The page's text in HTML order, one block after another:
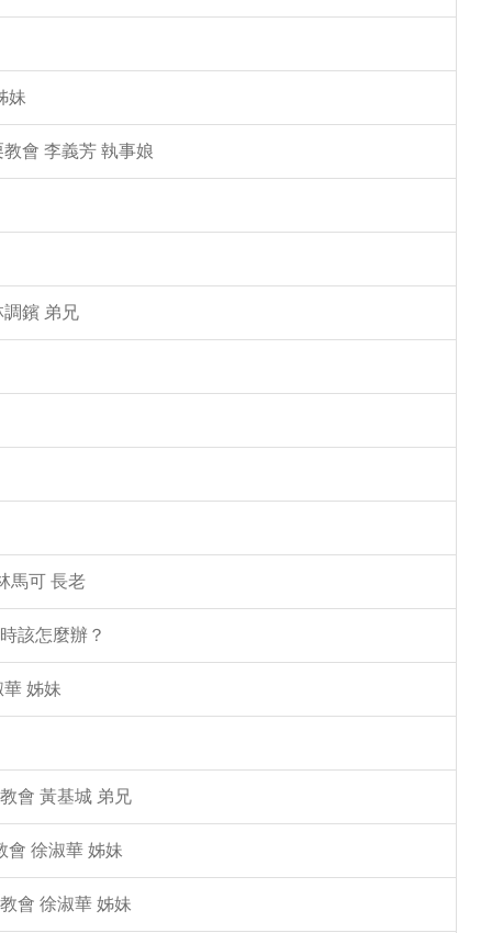
妹
會 李義芳 執事娘
鑌 弟兄
馬可 長老
該怎麼辦？
姊妹
會 黃基城 弟兄
會 徐淑華 姊妹
會 徐淑華 姊妹